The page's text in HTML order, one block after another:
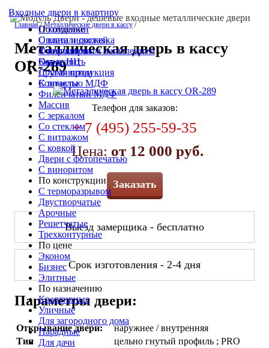
Входные двери в квартиру
По отделке
С винилискожей
С порошковым напылением
Окрас НЦ
С ламинатом
С панелью МДФ
Филёнчатый МДФ
Массив
С зеркалом
Со стеклом
С витражом
С ковкой
Двери с фотопечатью
С виноритом
По конструкции
С терморазрывом
Двустворчатые
Арочные
Решетчатые
Трехконтурные
По цене
Эконом
Бизнес
Элитные
По назначению
Квартирные
Уличные
Для загородного дома
Парадные
Для дачи
О компании
Оплата и доставка
Фотогалерея
Как купить
Другая продукция
Контакты
Главная / Металлические двери в кассу /
Металлическая дверь в кассу
OR-289
Телефон для заказов:
+ 7 (495) 255-59-35
Цена: от 12 000 руб.
Заказать
Выезд замерщика - бесплатно
Срок изготовления - 2-4 дня
Параметры двери:
Открывание двери:
наружнее / внутренняя
Тип
цельно гнутый профиль ; PRO